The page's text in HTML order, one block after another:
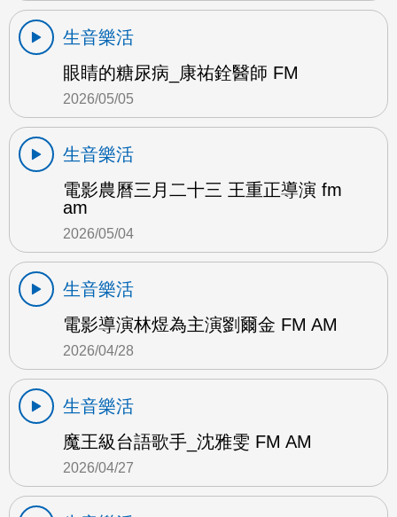
生音樂活
眼睛的糖尿病_康祐銓醫師 FM
2026/05/05
生音樂活
電影農曆三月二十三 王重正導演 fm
am
2026/05/04
生音樂活
電影導演林煜為主演劉爾金 FM AM
2026/04/28
生音樂活
魔王級台語歌手_沈雅雯 FM AM
2026/04/27